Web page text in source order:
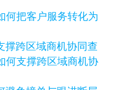
何把客户服务转化为
查
何支撑跨区域商机协